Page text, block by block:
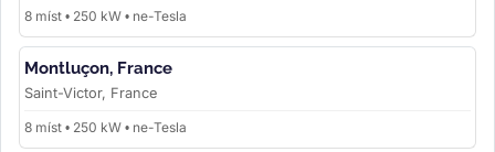
8 míst • 250 kW • ne-Tesla
Montluçon, France
Saint-Victor, France
8 míst • 250 kW • ne-Tesla